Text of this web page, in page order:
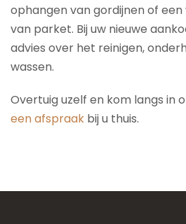
ophangen van gordijnen of
van parket. Bij uw nieuwe
advies over het reinigen,
wassen.
Overtuig uzelf en kom langs in
een afspraak bij u thuis.